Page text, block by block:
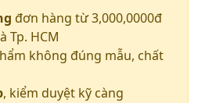
đơn hàng từ 3,000,0000đ
Tp. HCM
không đúng mẫu, chất
, kiểm duyệt kỹ càng